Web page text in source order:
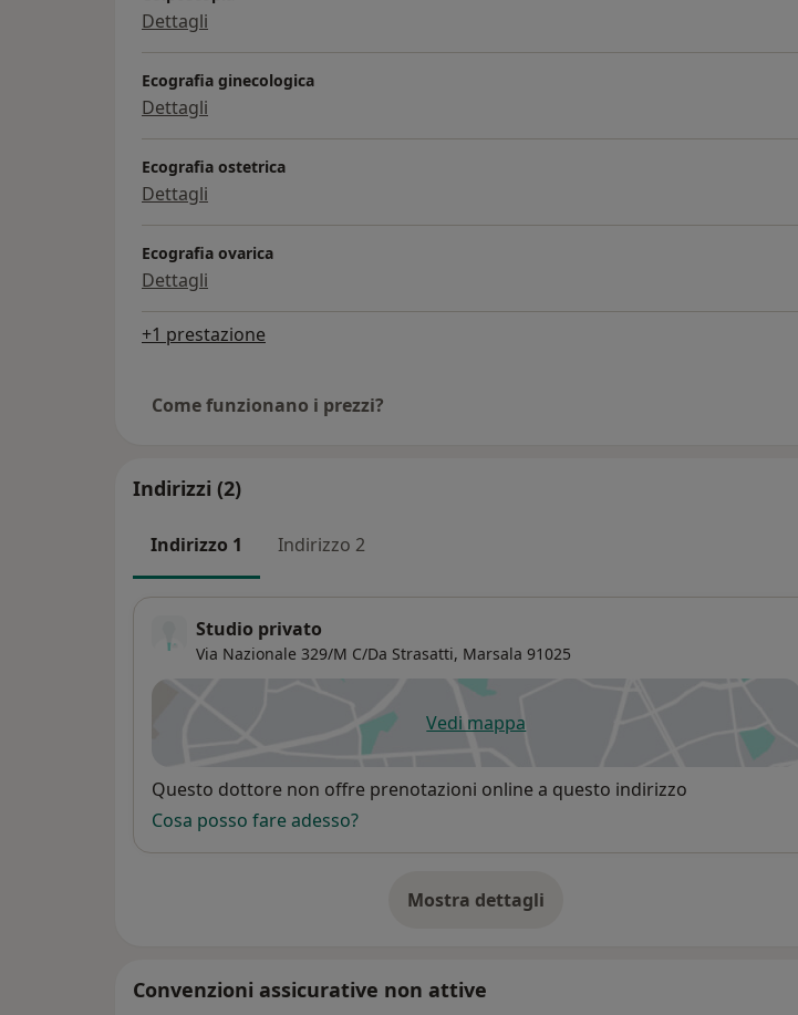
Dettagli
Ecografia ginecologica
Dettagli
Ecografia ostetrica
Dettagli
Ecografia ovarica
Dettagli
+1 prestazione
Come funzionano i prezzi?
Indirizzi (2)
Indirizzo 1 Indirizzo 2
Studio privato
Via Nazionale 329/M C/Da Strasatti, Marsala 91025
Vedi mappasi apre in una nuova scheda
Disponibilità
Questo dottore non offre prenotazioni online a questo indirizzo
Cosa posso fare adesso?
Mostra dettagli
sull'indirizzo
Convenzioni assicurative non attive